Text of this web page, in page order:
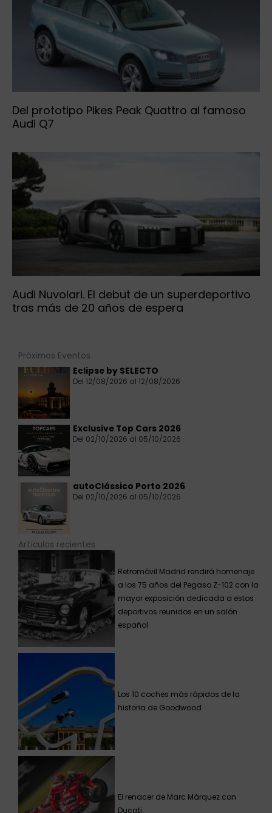
Del prototipo Pikes Peak Quattro al famoso
Audi Q7
Audi Nuvolari. El debut de un superdeportivo
tras más de 20 años de espera
Próximos Eventos
Eclipse by SELECTO
Del 12/08/2026 al 12/08/2026
Exclusive Top Cars 2026
Del 02/10/2026 al 05/10/2026
autoClássico Porto 2026
Del 02/10/2026 al 05/10/2026
Artículos recientes
Retromóvil Madrid rendirá homenaje
a los 75 años del Pegaso Z-102 con la
mayor exposición dedicada a estos
deportivos reunidos en un salón
español
Los 10 coches más rápidos de la
historia de Goodwood
El renacer de Marc Márquez con
Ducati